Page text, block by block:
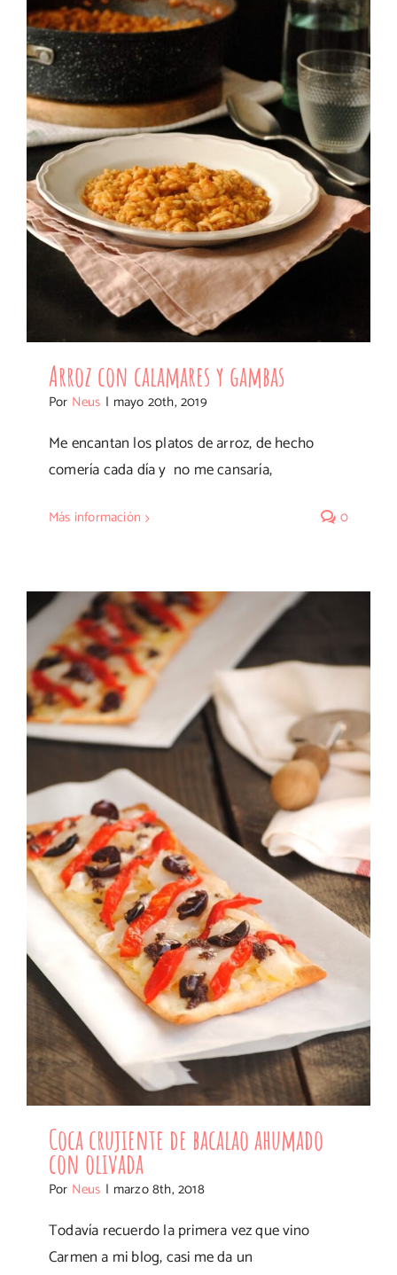
Arroz con calamares y gambas
Arroz con calamares y gambas
Por Neus | mayo 20th, 2019
Me encantan los platos de arroz, de hecho
comería cada día y no me cansaría,
Más información 0
Coca crujiente de bacalao ahumado con
olivada
Coca crujiente de bacalao ahumado
con olivada
Por Neus | marzo 8th, 2018
Todavía recuerdo la primera vez que vino
Carmen a mi blog, casi me da un